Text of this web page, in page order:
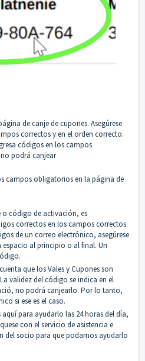
de canje de cupones. Asegúrese
correctos y en el orden correcto.
códigos en los campos
podrá canjear
campos obligatorios en la página de
o código de activación, es
correctos en los campos correctos.
de un correo electrónico, asegúrese
al principio o al final. Un
que los Vales y Cupones son
validez del código se indica en el
no podrá canjearlo. Por lo tanto,
si ese es el caso.
para ayudarlo las 24 horas del día,
con elservicio de asistencia e
del socio para que podamos ayudarlo